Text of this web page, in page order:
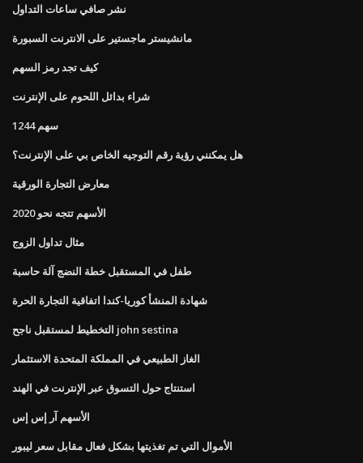
نشر صافي ساعات التداول
مانشيستر ماجستير على الانترنت السبورة
كيف تجد رمز السهم
شراء بدائل اللحوم على الإنترنت
1244 سهم
هل يمكنني رؤية رقم التوجيه الخاص بي على الإنترنت؟
معارض التجارة الورقية
الأسهم تتجه نحو 2020
مثال تداول الزوج
طفل في المستقبل خطة النضج آلة حاسبة
شهادة المنشأ كوريا-كندا اتفاقية التجارة الحرة
التخطيط لمستقبل ناجح john sestina
الغاز الطبيعي في المملكة المتحدة الاستثمار
استنتاج حول التسوق عبر الإنترنت في الهند
الأسهم آر إس إس
الأموال التي تم تغذيتها بشكل فعال مقابل سعر ليبور